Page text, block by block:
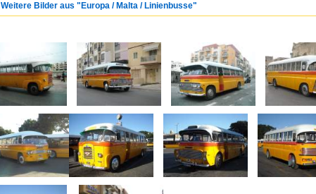
Weitere Bilder aus "Europa / Malta / Linienbusse"